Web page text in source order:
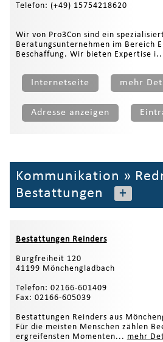
Telefon: (+49) 15754218620
Wir von Pro3Con sind ein
Beratungsunternehmen im Bereich
Beschaffung. Wir bieten Expertise
Internetseite mehr
Adresse anzeigen
Kommunikation »
Bestattungen
+
Bestattungen Reinders
Burgfreiheit 120
41199 Mönchengladbach
Telefon: 02166-601409
Fax: 02166-605039
Bestattungen Reinders aus
Für die meisten Menschen zählen
ergreifensten Momenten... mehr